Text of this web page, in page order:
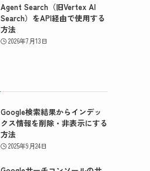
Agent Search（旧Vertex AI
Search）をAPI経由で使用する
方法
2026年7月13日
Google検索結果からインデッ
クス情報を削除・非表示にする
方法
2025年9月24日